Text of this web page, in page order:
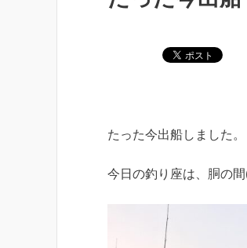
たった今出船しました。
今日の釣り座は、胴の